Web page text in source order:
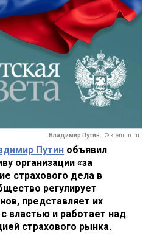
Владимир Путин. © kremlin.ru
Путин объявил
организации «за
страхового дела в
регулирует
представляет их
властью и работает над
страхового рынка.